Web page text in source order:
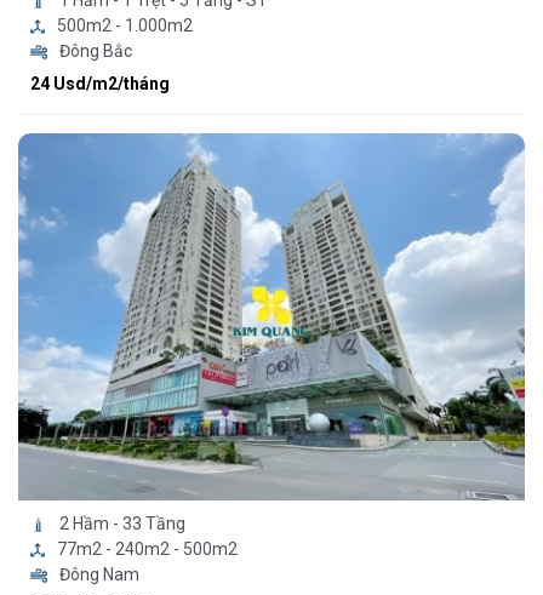
500m2 - 1.000m2
Đông Bắc
24 Usd/m2/tháng
2 Hầm - 33 Tầng
77m2 - 240m2 - 500m2
Đông Nam